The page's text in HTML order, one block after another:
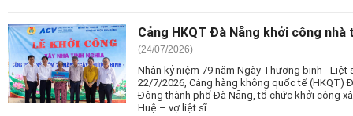
Cảng HKQT Đà Nẵng khởi công
(24/07/2026)
Nhân kỷ niệm 79 năm Ngày Thương binh -
22/7/2026, Cảng hàng không quốc tế (HKQT)
Đông thành phố Đà Nẵng, tổ chức khởi công
Huệ – vợ liệt sĩ.